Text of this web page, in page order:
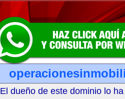
El dueño de este dominio lo